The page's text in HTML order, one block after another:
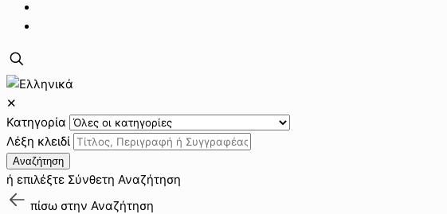
✕
Κατηγορία
Λέξη κλειδί
Αναζήτηση
ή επιλέξτε Σύνθετη Αναζήτηση
πίσω στην Αναζήτηση